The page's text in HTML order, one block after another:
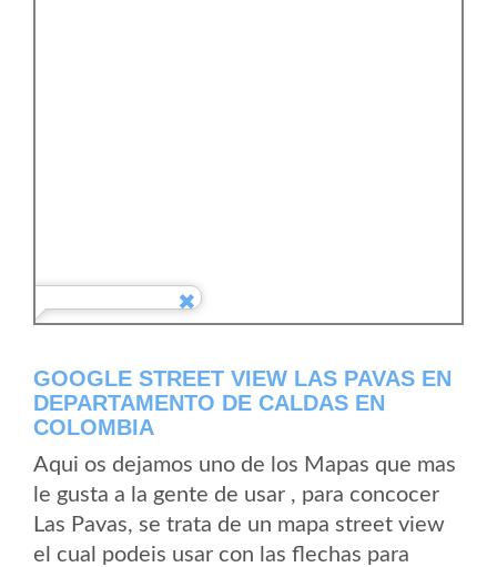
GOOGLE STREET VIEW LAS PAVAS EN
DEPARTAMENTO DE CALDAS EN
COLOMBIA
Aqui os dejamos uno de los Mapas que mas
le gusta a la gente de usar , para concocer
Las Pavas, se trata de un mapa street view
el cual podeis usar con las flechas para